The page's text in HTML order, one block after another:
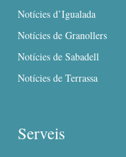
Notícies d’Igualada
Notícies de Granollers
Notícies de Sabadell
Notícies de Terrassa
Serveis